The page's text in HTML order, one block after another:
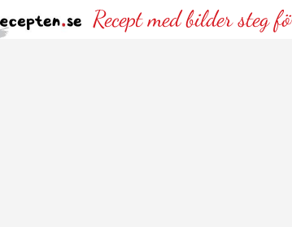
Recept med bilder steg